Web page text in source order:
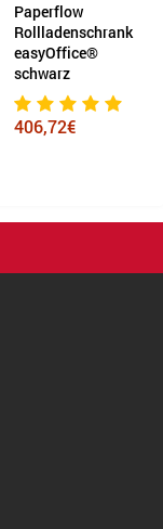
Hammerbacher
Schiebetürenschrank
2 Ordnerhöhen
buche
394,24€